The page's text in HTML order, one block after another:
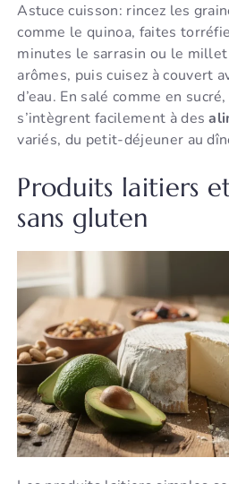
Astuce cuisson: rincez les
comme le quinoa, faites
minutes le sarrasin ou le
arômes, puis cuisez à couvert
d’eau. En salé comme en
s’intègrent facilement à des
variés, du petit-déjeuner au
Produits laitiers
sans gluten